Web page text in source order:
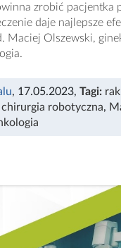
zrobić pacjentka
daje najlepsze
Maciej Olszewski,
, 17.05.2023, Tagi:
chirurgia robotyczna,